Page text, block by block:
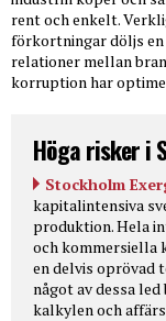
rent och enkelt.
förkortningar döljs
relationer mellan
korruption har
Höga risker i
Stockholm
kapitalintensiva
produktion. Hela
och kommersiella
en delvis oprövad
något av dessa
kalkylen och